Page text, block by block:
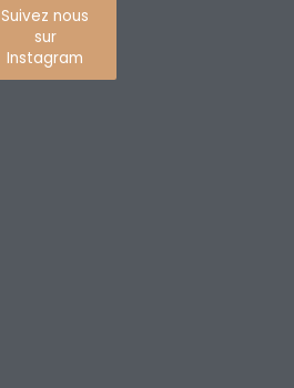
Suivez nous
sur
Instagram